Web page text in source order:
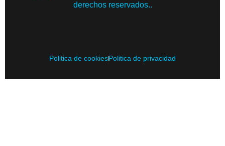
derechos reservados..
Politica de cookiesPolitica de privacidad